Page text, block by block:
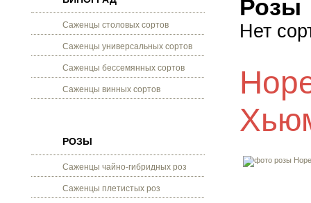
Саженцы столовых сортов
Саженцы универсальных сортов
Саженцы бессемянных сортов
Саженцы винных сортов
РОЗЫ
Саженцы чайно-гибридных роз
Саженцы плетистых роз
Розы
Нет